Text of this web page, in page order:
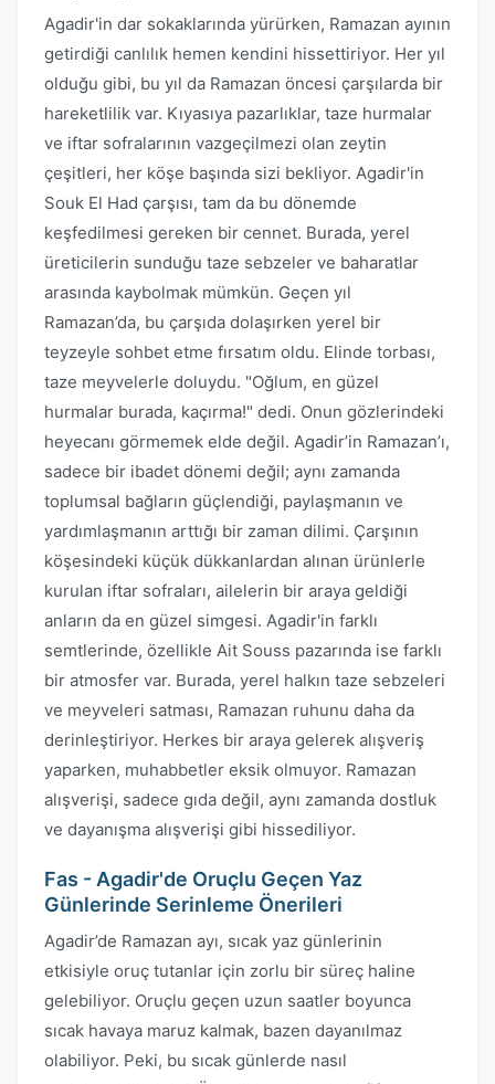
Agadir'in dar sokaklarında yürürken, Ramazan ayının
getirdiği canlılık hemen kendini hissettiriyor. Her yıl
olduğu gibi, bu yıl da Ramazan öncesi çarşılarda bir
hareketlilik var. Kıyasıya pazarlıklar, taze hurmalar
ve iftar sofralarının vazgeçilmezi olan zeytin
çeşitleri, her köşe başında sizi bekliyor. Agadir'in
Souk El Had çarşısı, tam da bu dönemde
keşfedilmesi gereken bir cennet. Burada, yerel
üreticilerin sunduğu taze sebzeler ve baharatlar
arasında kaybolmak mümkün. Geçen yıl
Ramazan’da, bu çarşıda dolaşırken yerel bir
teyzeyle sohbet etme fırsatım oldu. Elinde torbası,
taze meyvelerle doluydu. "Oğlum, en güzel
hurmalar burada, kaçırma!" dedi. Onun gözlerindeki
heyecanı görmemek elde değil. Agadir’in Ramazan’ı,
sadece bir ibadet dönemi değil; aynı zamanda
toplumsal bağların güçlendiği, paylaşmanın ve
yardımlaşmanın arttığı bir zaman dilimi. Çarşının
köşesindeki küçük dükkanlardan alınan ürünlerle
kurulan iftar sofraları, ailelerin bir araya geldiği
anların da en güzel simgesi. Agadir'in farklı
semtlerinde, özellikle Ait Souss pazarında ise farklı
bir atmosfer var. Burada, yerel halkın taze sebzeleri
ve meyveleri satması, Ramazan ruhunu daha da
derinleştiriyor. Herkes bir araya gelerek alışveriş
yaparken, muhabbetler eksik olmuyor. Ramazan
alışverişi, sadece gıda değil, aynı zamanda dostluk
ve dayanışma alışverişi gibi hissediliyor.
Fas - Agadir'de Oruçlu Geçen Yaz
Günlerinde Serinleme Önerileri
Agadir’de Ramazan ayı, sıcak yaz günlerinin
etkisiyle oruç tutanlar için zorlu bir süreç haline
gelebiliyor. Oruçlu geçen uzun saatler boyunca
sıcak havaya maruz kalmak, bazen dayanılmaz
olabiliyor. Peki, bu sıcak günlerde nasıl